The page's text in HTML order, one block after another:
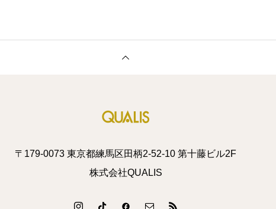
〒179-0073 東京都練馬区田柄2-52-10 第十藤ビル2F
株式会社QUALIS